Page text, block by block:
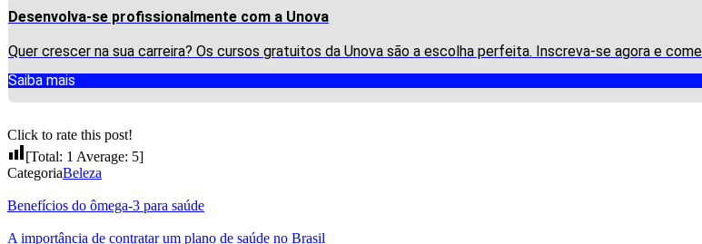
Desenvolva-se profissionalmente com a Unova
Quer crescer na sua carreira? Os cursos gratuitos da Unova são a escolha perfeita. Inscreva-se agora e
Saiba mais
Click to rate this post!
[Total: 1 Average: 5]
CategoriaBeleza
Benefícios do ômega-3 para saúde
A importância de contratar um plano de saúde no Brasil